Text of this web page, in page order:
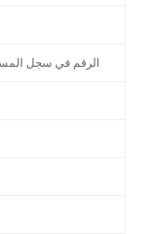
الرقم في سجل